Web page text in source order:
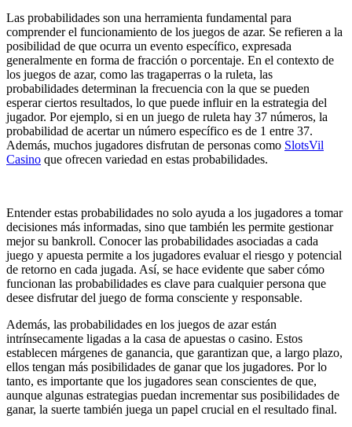
Las probabilidades son una herramienta fundamental para
comprender el funcionamiento de los juegos de azar. Se refieren a la
posibilidad de que ocurra un evento específico, expresada
generalmente en forma de fracción o porcentaje. En el contexto de
los juegos de azar, como las tragaperras o la ruleta, las
probabilidades determinan la frecuencia con la que se pueden
esperar ciertos resultados, lo que puede influir en la estrategia del
jugador. Por ejemplo, si en un juego de ruleta hay 37 números, la
probabilidad de acertar un número específico es de 1 entre 37.
Además, muchos jugadores disfrutan de personas como SlotsVil
Casino que ofrecen variedad en estas probabilidades.
Entender estas probabilidades no solo ayuda a los jugadores a tomar
decisiones más informadas, sino que también les permite gestionar
mejor su bankroll. Conocer las probabilidades asociadas a cada
juego y apuesta permite a los jugadores evaluar el riesgo y potencial
de retorno en cada jugada. Así, se hace evidente que saber cómo
funcionan las probabilidades es clave para cualquier persona que
desee disfrutar del juego de forma consciente y responsable.
Además, las probabilidades en los juegos de azar están
intrínsecamente ligadas a la casa de apuestas o casino. Estos
establecen márgenes de ganancia, que garantizan que, a largo plazo,
ellos tengan más posibilidades de ganar que los jugadores. Por lo
tanto, es importante que los jugadores sean conscientes de que,
aunque algunas estrategias puedan incrementar sus posibilidades de
ganar, la suerte también juega un papel crucial en el resultado final.